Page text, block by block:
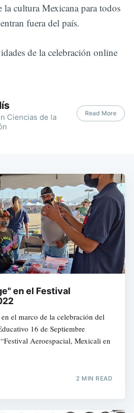
la cultura Mexicana para todos
fuera del país.
de la celebración online
Ciencias de la
Read More
en el Festival
el marco de la celebración del
16 de Septiembre
Aeroespacial, Mexicali en
2 MIN READ